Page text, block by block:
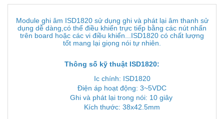
Module ghi âm ISD1820 sử dụng ghi và phát lại âm thanh sử
dụng dễ dàng,có thể điều khiển trực tiếp bằng các nút nhấn
trên board hoặc các vi điều khiển...ISD1820 có chất lượng
tốt mang lại giọng nói tự nhiên.
Thông số kỹ thuật ISD1820:
Ic chính: ISD1820
Điện áp hoạt động: 3~5VDC
Ghi và phát lại trong nói: 10 giây
Kích thước: 38x42.5mm